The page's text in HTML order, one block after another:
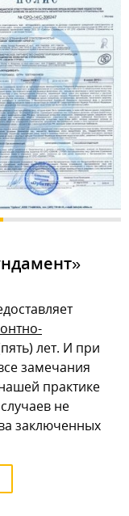
лет. И при
замечания
практике
не
заключенных